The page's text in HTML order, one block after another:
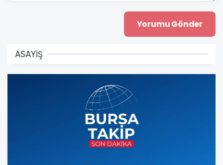
ASAYİŞ